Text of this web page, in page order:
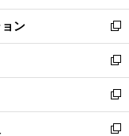
開
く
ウ
で
開
く
ン
ド
ウ
で
開
く
ウ
ィ
ン
ド
ウ
で
開
く
ン
新
し
い
ウ
ィ
ン
ド
新
し
い
ウ
ィ
新
し
い
新